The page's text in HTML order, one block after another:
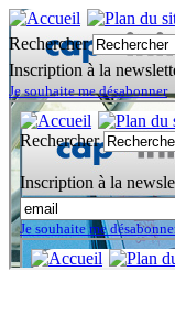
Rechercher
Inscription à la
Je souhaite me désabonner